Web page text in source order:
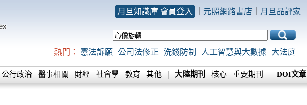
月旦知識庫 會員登入 元照網路書店 月旦品評家
熱門： 憲法訴願 公司法修正 洗錢防制 人工智慧與大數據 大法庭
公行政治 醫事相關 財經 社會學 教育 其他 大陸期刊 核心 重要期刊 DOI文章